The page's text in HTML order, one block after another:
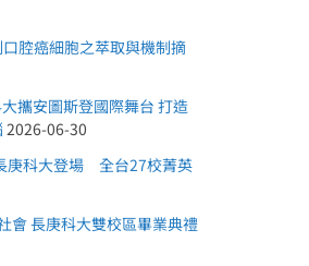
腔癌細胞之萃取與機制摘
攜安圖斯登國際舞台 打造
2026-06-30
庚科大登場 全台27校菁英
會 長庚科大雙校區畢業典禮